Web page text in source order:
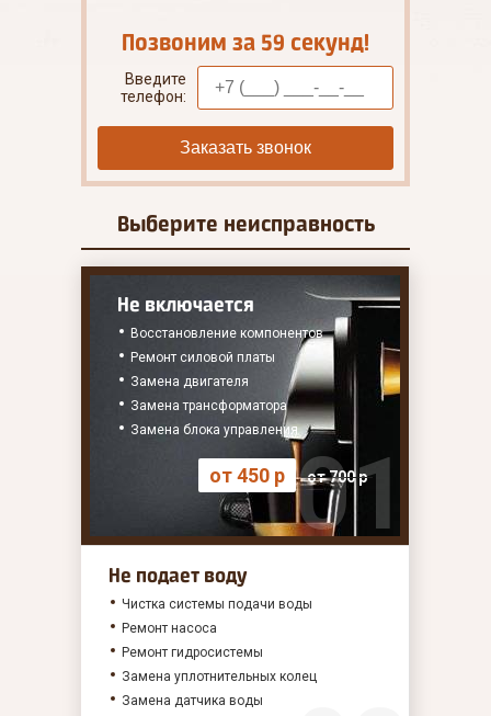
Позвоним за 59 секунд!
Введите
телефон:
Заказать звонок
Выберите неисправность
Не включается
Восстановление компонентов
Ремонт силовой платы
Замена двигателя
Замена трансформатора
Замена блока управления
от 450 р от 700 р
Не подает воду
Чистка системы подачи воды
Ремонт насоса
Ремонт гидросистемы
Замена уплотнительных колец
Замена датчика воды